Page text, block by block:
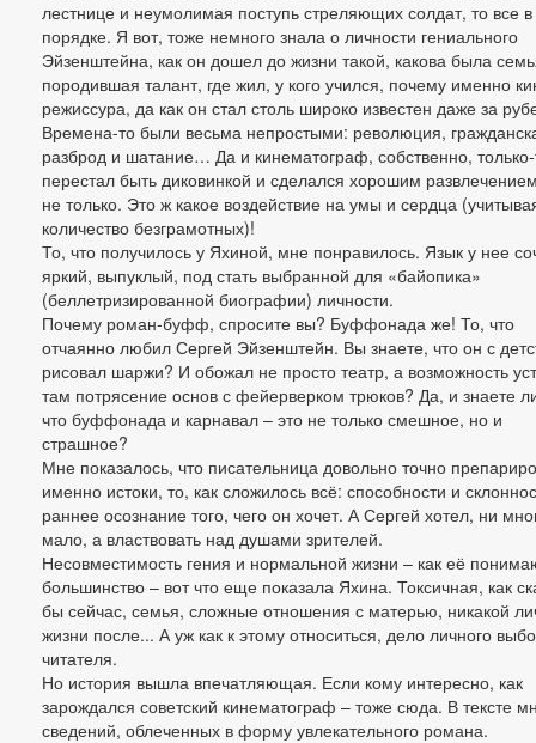
лестнице и неумолимая поступь стреляющих солдат, то все в
порядке. Я вот, тоже немного знала о личности гениального
Эйзенштейна, как он дошел до жизни такой, какова была
породившая талант, где жил, у кого учился, почему именно
режиссура, да как он стал столь широко известен даже за
Времена-то были весьма непростыми: революция,
разброд и шатание… Да и кинематограф, собственно, только-
перестал быть диковинкой и сделался хорошим
не только. Это ж какое воздействие на умы и сердца
количество безграмотных)!
То, что получилось у Яхиной, мне понравилось. Язык у нее
яркий, выпуклый, под стать выбранной для «байопика»
(беллетризированной биографии) личности.
Почему роман-буфф, спросите вы? Буффонада же! То, что
отчаянно любил Сергей Эйзенштейн. Вы знаете, что он с
рисовал шаржи? И обожал не просто театр, а возможность
там потрясение основ с фейерверком трюков? Да, и знаете
что буффонада и карнавал – это не только смешное, но и
страшное?
Мне показалось, что писательница довольно точно
именно истоки, то, как сложилось всё: способности и
раннее осознание того, чего он хочет. А Сергей хотел, ни
мало, а властвовать над душами зрителей.
Несовместимость гения и нормальной жизни – как её
большинство – вот что еще показала Яхина. Токсичная, как
бы сейчас, семья, сложные отношения с матерью, никакой
жизни после... А уж как к этому относиться, дело личного
читателя.
Но история вышла впечатляющая. Если кому интересно, как
зарождался советский кинематограф – тоже сюда. В тексте
сведений, облеченных в форму увлекательного романа.